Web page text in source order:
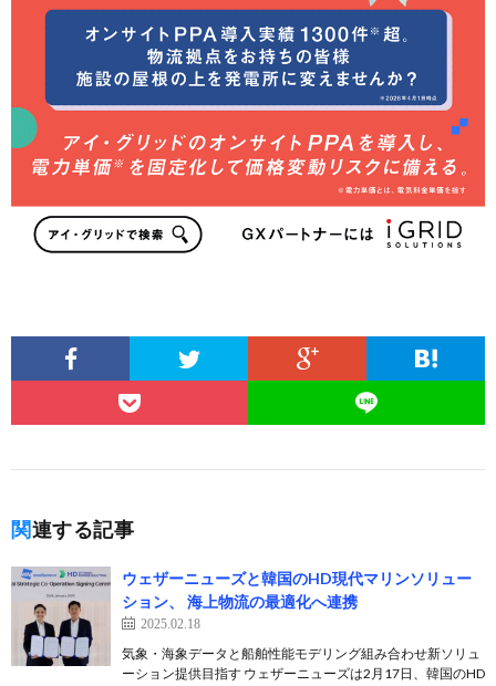
関連する記事
ウェザーニューズと韓国のHD現代マリンソリュー
ション、 海上物流の最適化へ連携
2025.02.18
気象・海象データと船舶性能モデリング組み合わせ新ソリュ
ーション提供目指す ウェザーニューズは2月17日、韓国のHD